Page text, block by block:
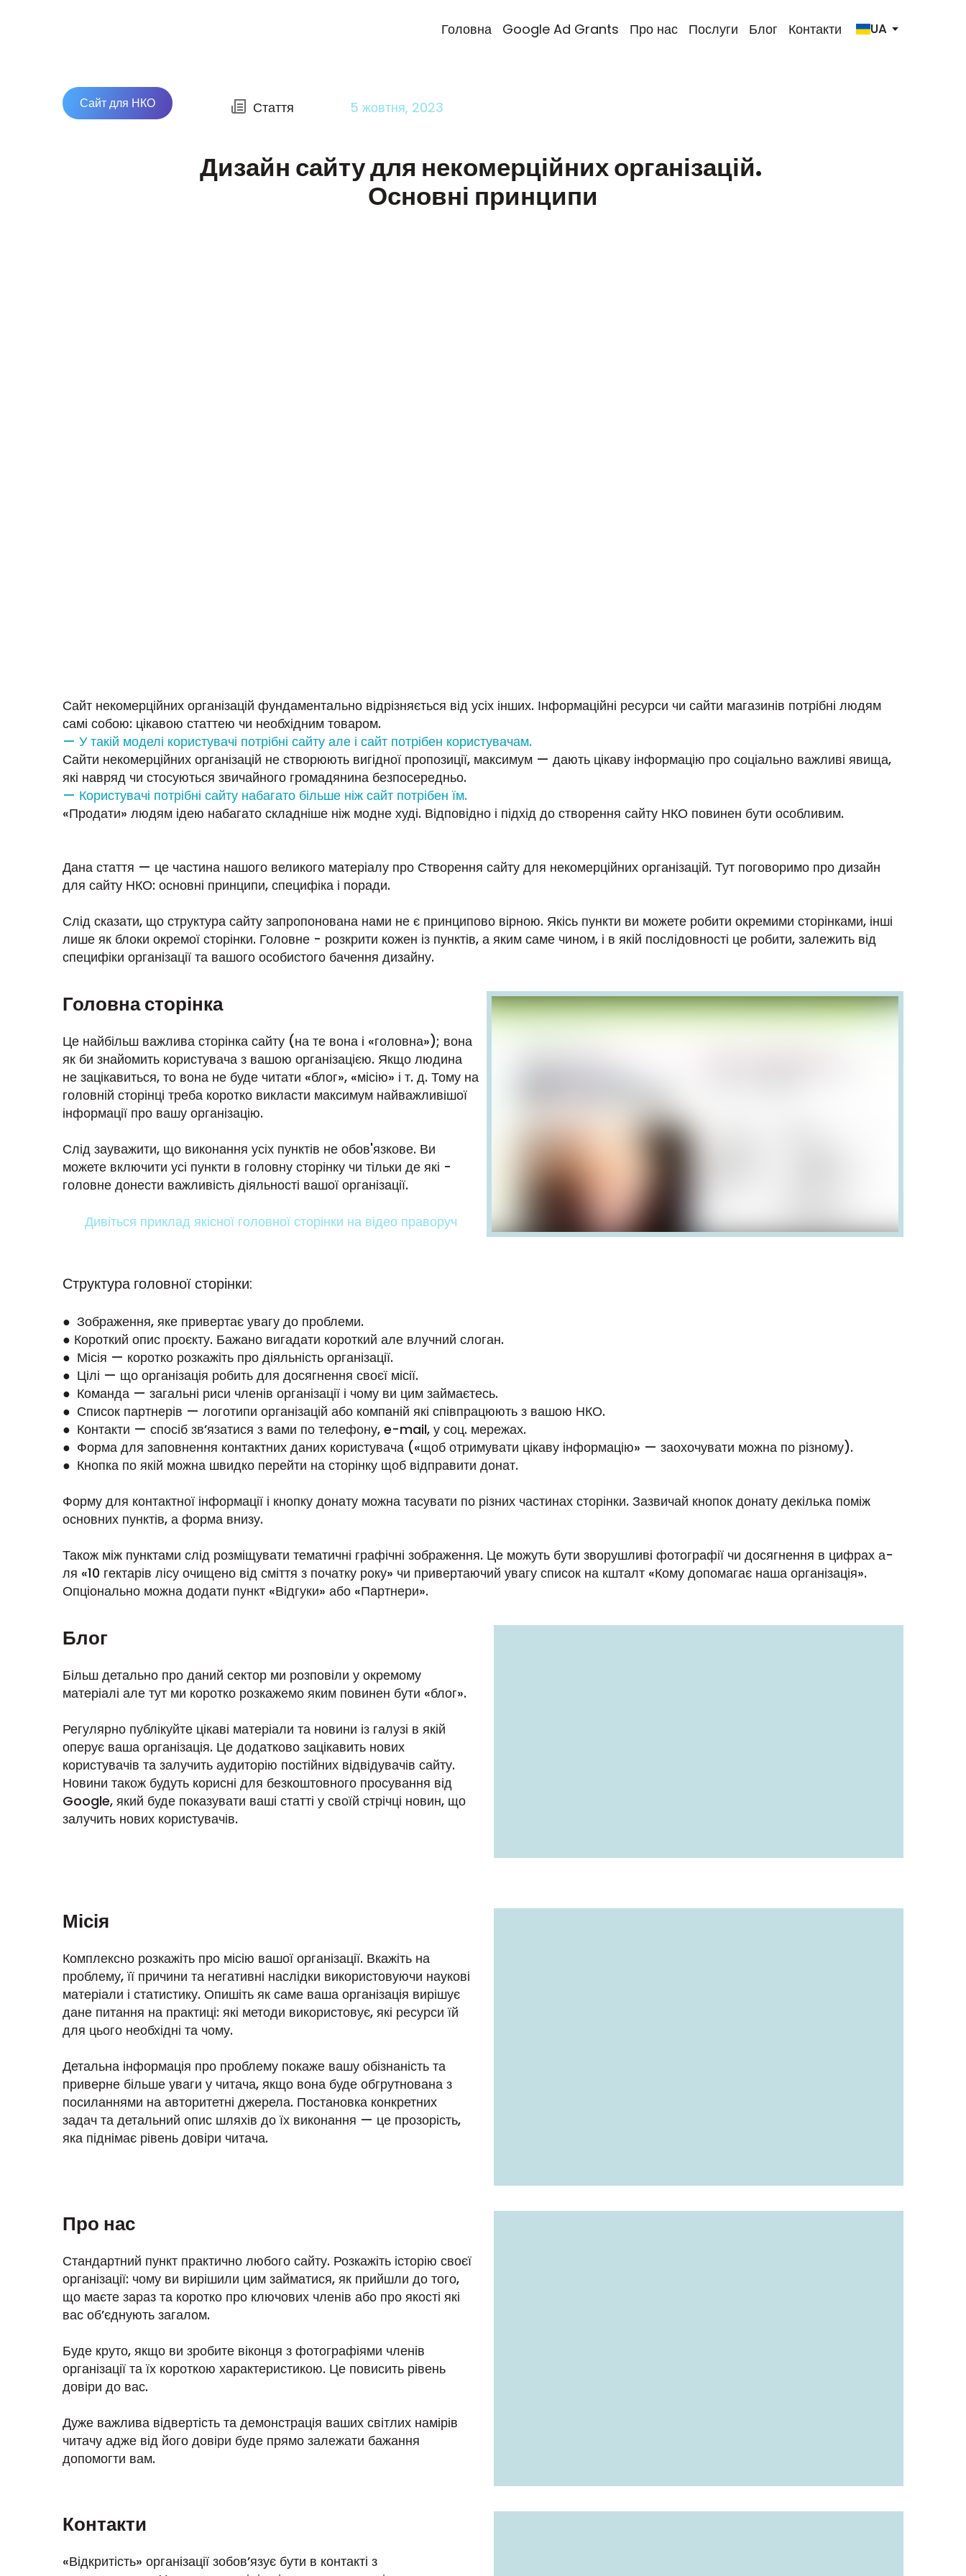
Головна Google Ad Grants Про нас Послуги Блог Контакти UA
Сайт для НКО Стаття 5 жовтня, 2023
Дизайн сайту для некомерційних організацій.
Основні принципи
Сайт некомерційних організацій фундаментально відрізняється від усіх інших. Інформаційні ресурси чи сайти магазинів потрібні людям
самі собою: цікавою статтею чи необхідним товаром.
— У такій моделі користувачі потрібні сайту але і сайт потрібен користувачам.
Сайти некомерційних організацій не створюють вигідної пропозиції, максимум — дають цікаву інформацію про соціально важливі явища,
які навряд чи стосуються звичайного громадянина безпосередньо.
— Користувачі потрібні сайту набагато більше ніж сайт потрібен їм.
«Продати» людям ідею набагато складніше ніж модне худі. Відповідно і підхід до створення сайту НКО повинен бути особливим.
Дана стаття — це частина нашого великого матеріалу про Створення сайту для некомерційних організацій. Тут поговоримо про дизайн
для сайту НКО: основні принципи, специфіка і поради.
Слід сказати, що структура сайту запропонована нами не є принципово вірною. Якісь пункти ви можете робити окремими сторінками, інші
лише як блоки окремої сторінки. Головне - розкрити кожен із пунктів, а яким саме чином, і в якій послідовності це робити, залежить від
специфіки організації та вашого особистого бачення дизайну.
Головна сторінка
Це найбільш важлива сторінка сайту (на те вона і «головна»); вона
як би знайомить користувача з вашою організацією. Якщо людина
не зацікавиться, то вона не буде читати «блог», «місію» і т. д. Тому на
головній сторінці треба коротко викласти максимум найважливішої
інформації про вашу організацію.
Слід зауважити, що виконання усіх пунктів не обов'язкове. Ви
можете включити усі пункти в головну сторінку чи тільки де які -
головне донести важливість діяльності вашої організації.
Дивіться приклад якісної головної сторінки на відео праворуч
Структура головної сторінки:
● Зображення, яке привертає увагу до проблеми.
● Короткий опис проєкту. Бажано вигадати короткий але влучний слоган.
● Місія — коротко розкажіть про діяльність організації.
● Цілі — що організація робить для досягнення своєї місії.
● Команда — загальні риси членів організації і чому ви цим займаєтесь.
● Список партнерів — логотипи організацій або компаній які співпрацюють з вашою НКО.
● Контакти — спосіб зв’язатися з вами по телефону, e-mail, у соц. мережах.
● Форма для заповнення контактних даних користувача («щоб отримувати цікаву інформацію» — заохочувати можна по різному).
● Кнопка по якій можна швидко перейти на сторінку щоб відправити донат.
Форму для контактної інформації і кнопку донату можна тасувати по різних частинах сторінки. Зазвичай кнопок донату декілька поміж
основних пунктів, а форма внизу.
Також між пунктами слід розміщувати тематичні графічні зображення. Це можуть бути зворушливі фотографії чи досягнення в цифрах а-
ля «10 гектарів лісу очищено від сміття з початку року» чи привертаючий увагу список на кшталт «Кому допомагає наша організація».
Опціонально можна додати пункт «Відгуки» або «Партнери».
Блог
Більш детально про даний сектор ми розповіли у окремому
матеріалі але тут ми коротко розкажемо яким повинен бути «блог».
Регулярно публікуйте цікаві матеріали та новини із галузі в якій
оперує ваша організація. Це додатково зацікавить нових
користувачів та залучить аудиторію постійних відвідувачів сайту.
Новини також будуть корисні для безкоштовного просування від
Google, який буде показувати ваші статті у своїй стрічці новин, що
залучить нових користувачів.
Місія
Комплексно розкажіть про місію вашої організації. Вкажіть на
проблему, її причини та негативні наслідки використовуючи наукові
матеріали і статистику. Опишіть як саме ваша організація вирішує
дане питання на практиці: які методи використовує, які ресурси їй
для цього необхідні та чому.
Детальна інформація про проблему покаже вашу обізнаність та
приверне більше уваги у читача, якщо вона буде обгрутнована з
посиланнями на авторитетні джерела. Постановка конкретних
задач та детальний опис шляхів до їх виконання — це прозорість,
яка піднімає рівень довіри читача.
Про нас
Стандартний пункт практично любого сайту. Розкажіть історію своєї
організації: чому ви вирішили цим займатися, як прийшли до того,
що маєте зараз та коротко про ключових членів або про якості які
вас об’єднують загалом.
Буде круто, якщо ви зробите віконця з фотографіями членів
організації та їх короткою характеристикою. Це повисить рівень
довіри до вас.
Дуже важлива відвертість та демонстрація ваших світлих намірів
читачу адже від його довіри буде прямо залежати бажання
допомогти вам.
Контакти
«Відкритість» організації зобов’язує бути в контакті з